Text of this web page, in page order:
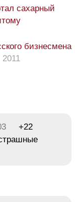
сахарный
бизнесмена
+22